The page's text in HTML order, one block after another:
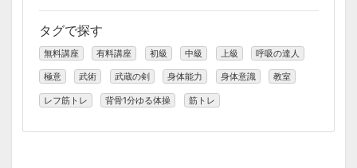
タグで探す
無料講座 有料講座 初級 中級 上級 呼吸の達人
極意 武術 武蔵の剣 身体能力 身体意識 教室
レフ筋トレ 背骨1分ゆる体操 筋トレ